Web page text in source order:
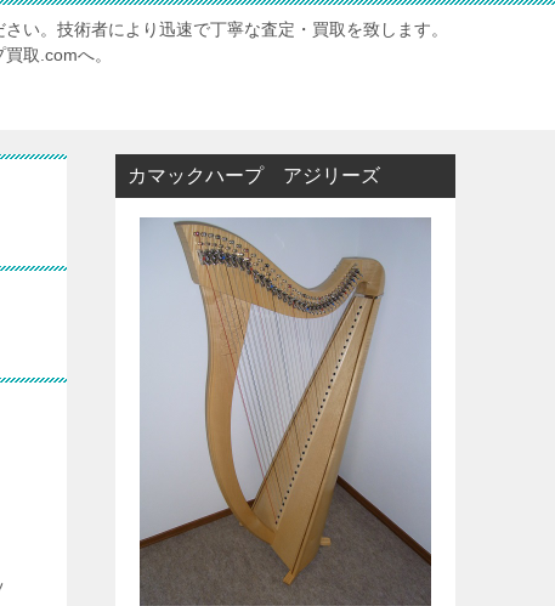
い。技術者により迅速で丁寧な査定・買取を致します。
取.comへ。
カマックハープ アジリーズ